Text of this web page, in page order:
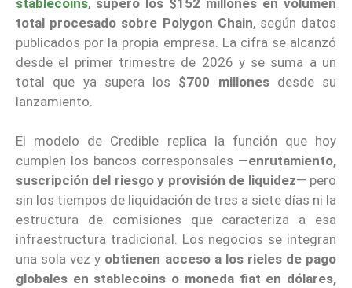
total procesado sobre Polygon Chain, según datos
publicados por la propia empresa. La cifra se alcanzó
desde el primer trimestre de 2026 y se suma a un
total que ya supera los $700 millonesdesde su
lanzamiento.
El modelo de Credible replica la función que hoy
cumplen los bancos corresponsales —enrutamiento,
suscripción del riesgo y provisión de liquidez— pero
sin los tiempos de liquidación de tres a siete días ni la
estructura de comisiones que caracteriza a esa
infraestructura tradicional. Los negocios se integran
una sola vez y obtienen acceso a los rieles de pago
globales en stablecoins o moneda fiat en dólares,